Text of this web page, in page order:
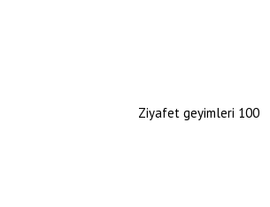
Ziyafet geyimleri 100